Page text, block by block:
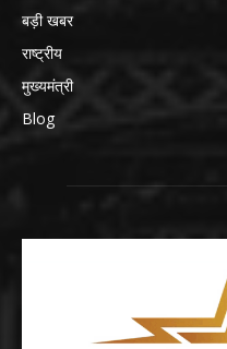
बड़ी खबर
राष्ट्रीय
मुख्यमंत्री
Blog